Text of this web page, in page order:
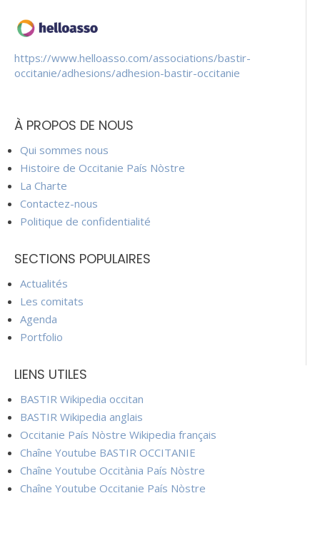
https://www.helloasso.com/associations/bastir-
occitanie/adhesions/adhesion-bastir-occitanie
À PROPOS DE NOUS
Qui sommes nous
Histoire de Occitanie País Nòstre
La Charte
Contactez-nous
Politique de confidentialité
SECTIONS POPULAIRES
Actualités
Les comitats
Agenda
Portfolio
LIENS UTILES
BASTIR Wikipedia occitan
BASTIR Wikipedia anglais
Occitanie País Nòstre Wikipedia français
Chaîne Youtube BASTIR OCCITANIE
Chaîne Youtube Occitània País Nòstre
Chaîne Youtube Occitanie País Nòstre